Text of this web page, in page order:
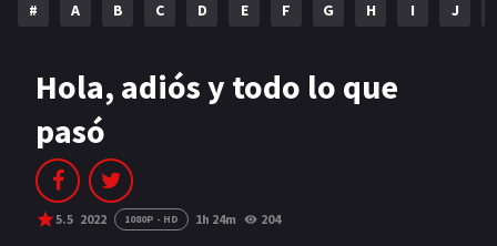
AÑOS
2023
2021
2019 2018
# A B C D E F G H I J
Hola, adiós y todo lo que
pasó
5.5 2022 1080P - HD 1h 24m 204